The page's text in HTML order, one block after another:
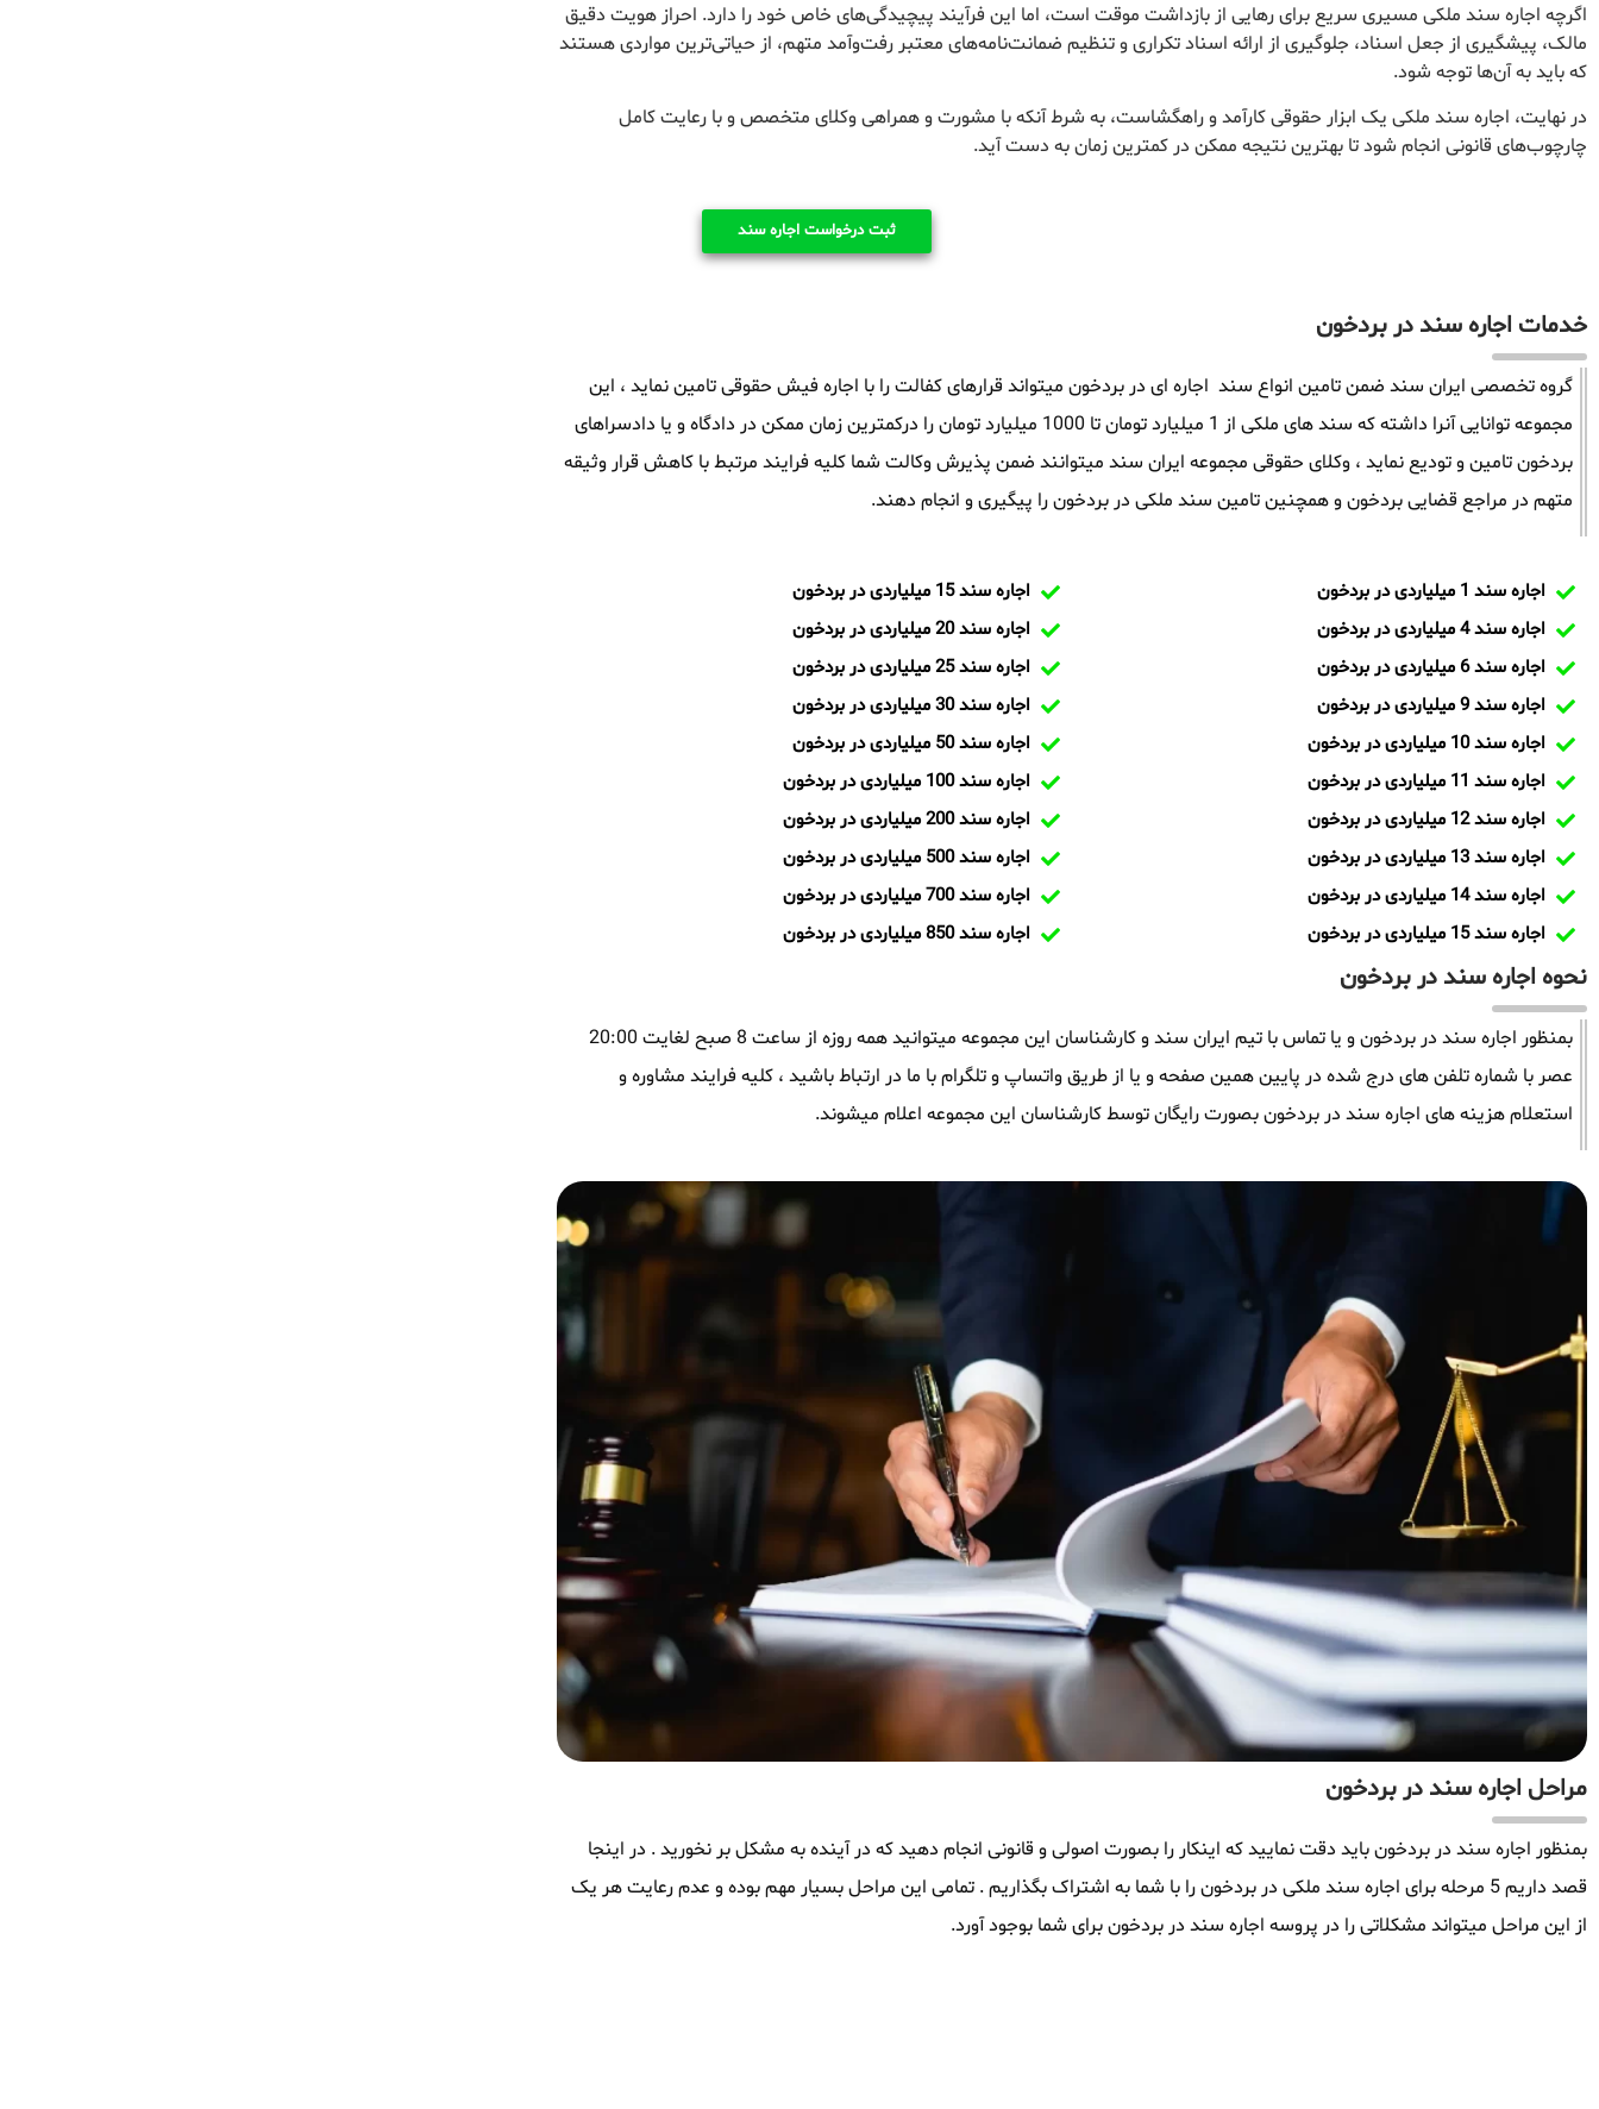
اگرچه اجاره سند ملکی مسیری سریع برای رهایی از بازداشت موقت است، اما این فرآیند پیچیدگی‌های خاص خود را دارد. احراز هویت دقیق
مالک، پیشگیری از جعل اسناد، جلوگیری از ارائه اسناد تکراری و تنظیم ضمانت‌نامه‌های معتبر رفت‌وآمد متهم، از حیاتی‌ترین مواردی هستند
که باید به آن‌ها توجه شود.
در نهایت، اجاره سند ملکی یک ابزار حقوقی کارآمد و راهگشاست، به شرط آنکه با مشورت و همراهی وکلای متخصص و با رعایت کامل
چارچوب‌های قانونی انجام شود تا بهترین نتیجه ممکن در کمترین زمان به دست آید.
ثبت درخواست اجاره سند
خدمات اجاره سند در بردخون
گروه تخصصی ایران سند ضمن تامین انواع سند اجاره ای در بردخون میتواند قرارهای کفالت را با اجاره فیش حقوقی تامین نماید ، این
مجموعه توانایی آنرا داشته که سند های ملکی از 1 میلیارد تومان تا 1000 میلیارد تومان را درکمترین زمان ممکن در دادگاه و یا دادسراهای
بردخون تامین و تودیع نماید ، وکلای حقوقی مجموعه ایران سند میتوانند ضمن پذیرش وکالت شما کلیه فرایند مرتبط با کاهش قرار وثیقه
متهم در مراجع قضایی بردخون و همچنین تامین سند ملکی در بردخون را پیگیری و انجام دهند.
اجاره سند 1 میلیاردی در بردخون
اجاره سند 4 میلیاردی در بردخون
اجاره سند 6 میلیاردی در بردخون
اجاره سند 9 میلیاردی در بردخون
اجاره سند 10 میلیاردی در بردخون
اجاره سند 11 میلیاردی در بردخون
اجاره سند 12 میلیاردی در بردخون
اجاره سند 13 میلیاردی در بردخون
اجاره سند 14 میلیاردی در بردخون
اجاره سند 15 میلیاردی در بردخون
اجاره سند 15 میلیاردی در بردخون
اجاره سند 20 میلیاردی در بردخون
اجاره سند 25 میلیاردی در بردخون
اجاره سند 30 میلیاردی در بردخون
اجاره سند 50 میلیاردی در بردخون
اجاره سند 100 میلیاردی در بردخون
اجاره سند 200 میلیاردی در بردخون
اجاره سند 500 میلیاردی در بردخون
اجاره سند 700 میلیاردی در بردخون
اجاره سند 850 میلیاردی در بردخون
نحوه اجاره سند در بردخون
بمنظور اجاره سند در بردخون و یا تماس با تیم ایران سند و کارشناسان این مجموعه میتوانید همه روزه از ساعت 8 صبح لغایت 20:00
عصر با شماره تلفن های درج شده در پایین همین صفحه و یا از طریق واتساپ و تلگرام با ما در ارتباط باشید ، کلیه فرایند مشاوره و
استعلام هزینه های اجاره سند در بردخون بصورت رایگان توسط کارشناسان این مجموعه اعلام میشوند.
مراحل اجاره سند در بردخون
بمنظور اجاره سند در بردخون باید دقت نمایید که اینکار را بصورت اصولی و قانونی انجام دهید که در آینده به مشکل بر نخورید . در اینجا
قصد داریم 5 مرحله برای اجاره سند ملکی در بردخون را با شما به اشتراک بگذاریم . تمامی این مراحل بسیار مهم بوده و عدم رعایت هر یک
از این مراحل میتواند مشکلاتی را در پروسه اجاره سند در بردخون برای شما بوجود آورد.